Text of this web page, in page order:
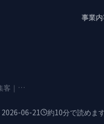
事業
飲食店のショート動画集客｜撮るべき7シーンと投稿頻度
2026-06-21 約10分で読めま